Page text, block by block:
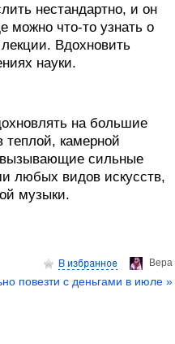
нестандартно, и он
можно что-то узнать о
Вдохновить
науки.
на большие
камерной
вызывающие сильные
любых видов искусств,
музыки.
Верa
повезти с деньгами в июле »